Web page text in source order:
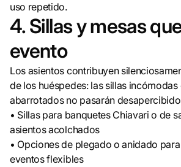
uso repetido.
4. Sillas y mesas
evento
Los asientos contribuyen
de los huéspedes: las sillas
abarrotados no pasarán
• Sillas para banquetes Chiavari o de
asientos acolchados
• Opciones de plegado o anidado
eventos flexibles